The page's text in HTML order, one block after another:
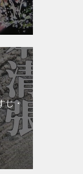
じ・